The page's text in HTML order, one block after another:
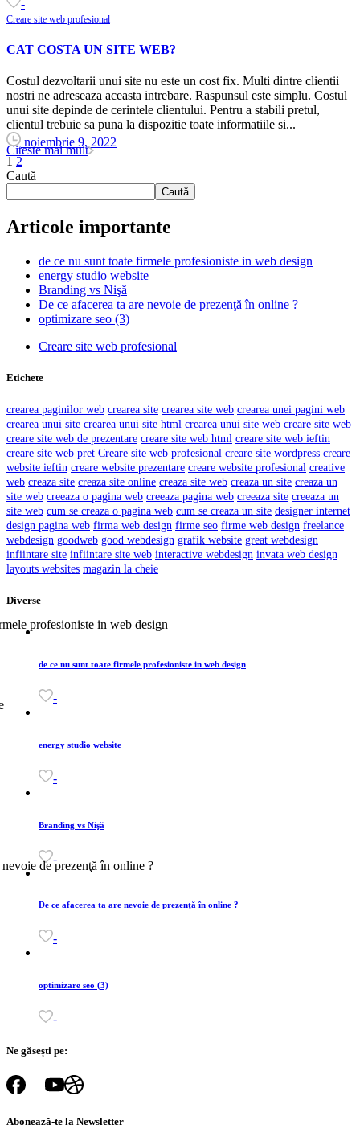
-
Creare site web profesional
CAT COSTA UN SITE WEB?
Costul dezvoltarii unui site nu este un cost fix. Multi dintre clientii
nostri ne adreseaza aceasta intrebare. Raspunsul este simplu. Costul
unui site depinde de cerintele clientului. Pentru a stabili pretul,
clientul trebuie sa puna la dispozitie toate informatiile si...
noiembrie 9, 2022
Citeste mai mult
1 2
Caută
Caută
Articole importante
de ce nu sunt toate firmele profesioniste in web design
energy studio website
Branding vs Nişă
De ce afacerea ta are nevoie de prezenţă în online ?
optimizare seo (3)
Creare site web profesional
Etichete
crearea paginilor web crearea site crearea site web crearea unei pagini web
crearea unui site crearea unui site html crearea unui site web creare site web
creare site web de prezentare creare site web html creare site web ieftin
creare site web pret Creare site web profesional creare site wordpress creare
website ieftin creare website prezentare creare website profesional creative
web creaza site creaza site online creaza site web creaza un site creaza un
site web creeaza o pagina web creeaza pagina web creeaza site creeaza un
site web cum se creaza o pagina web cum se creaza un site designer internet
design pagina web firma web design firme seo firme web design freelance
webdesign goodweb good webdesign grafik website great webdesign
infiintare site infiintare site web interactive webdesign invata web design
layouts websites magazin la cheie
Diverse
de ce nu sunt toate firmele profesioniste in web design
-
energy studio website
-
Branding vs Nişă
-
De ce afacerea ta are nevoie de prezenţă în online ?
-
optimizare seo (3)
-
Ne găsești pe:
Abonează-te la Newsletter